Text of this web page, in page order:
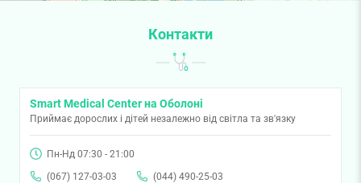
Контакти
Smart Medical Center на Оболоні
Приймає дорослих і дітей незалежно від світла та зв'язку
Пн-Нд 07:30 - 21:00
(067) 127-03-03
(044) 490-25-03